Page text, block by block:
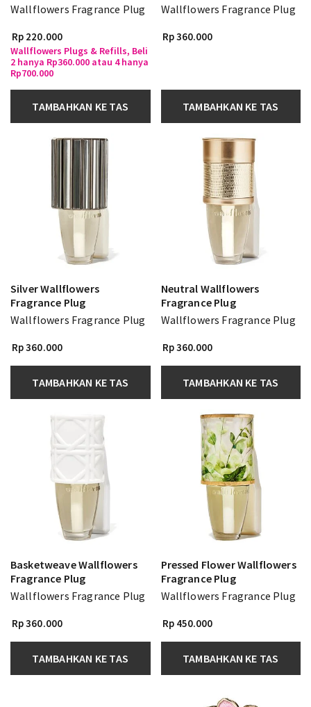
Wallflowers Fragrance Plug
Rp 220.000
Wallflowers Plugs & Refills, Beli
2 hanya Rp360.000 atau 4 hanya
Rp700.000
TAMBAHKAN KE TAS
Wallflowers Fragrance Plug
Rp 360.000
TAMBAHKAN KE TAS
Silver Wallflowers
Fragrance Plug
Wallflowers Fragrance Plug
Rp 360.000
TAMBAHKAN KE TAS
Neutral Wallflowers
Fragrance Plug
Wallflowers Fragrance Plug
Rp 360.000
TAMBAHKAN KE TAS
Basketweave Wallflowers
Fragrance Plug
Wallflowers Fragrance Plug
Rp 360.000
TAMBAHKAN KE TAS
Pressed Flower Wallflowers
Fragrance Plug
Wallflowers Fragrance Plug
Rp 450.000
TAMBAHKAN KE TAS